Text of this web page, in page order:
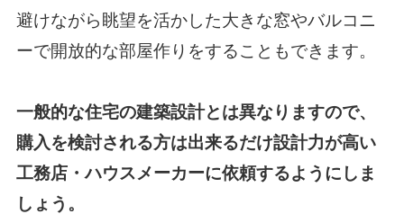
避けながら 眺望を活かした大きな窓やバルコニ
ーで開放的な部屋作りをすることもできます。
一般的な住宅の建築設計とは異なりますので、
購入を検討される方は出来るだけ設計力が高い
工務店・ハウスメーカーに依頼するようにしま
しょう。